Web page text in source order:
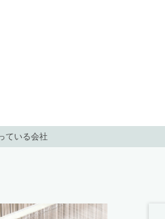
ている会社